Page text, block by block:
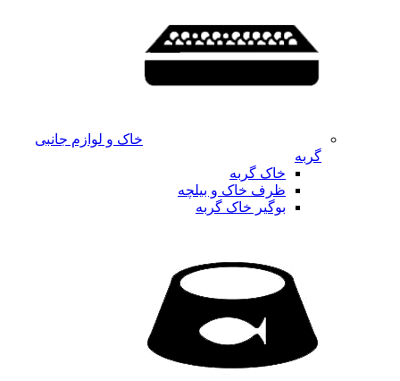
خاک و لوازم جانبی
گربه
خاک گربه
ظرف خاک و بیلچه
بوگیر خاک گربه